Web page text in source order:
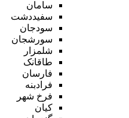
سامان
سفیددشت
سودجان
سورشجان
شلمزار
طاقانک
فارسان
فرادبنه
فرخ شهر
کیان